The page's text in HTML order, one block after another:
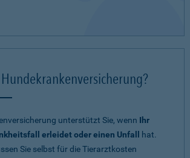
unterstützt Sie, wenn Ihr
erleidet oder einen Unfall
hat.
Sie selbst für die Tierarztkosten